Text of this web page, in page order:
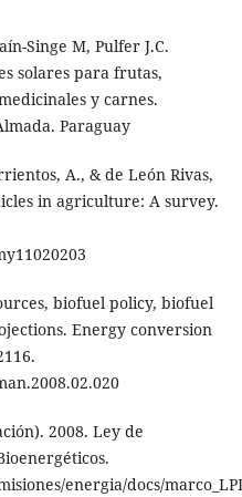
Singe M, Pulfer J.C.
solares para frutas,
y carnes.
Paraguay
A., & de León Rivas,
in agriculture: A survey.
biofuel policy, biofuel
Energy conversion
2008. Ley de
energia/docs/